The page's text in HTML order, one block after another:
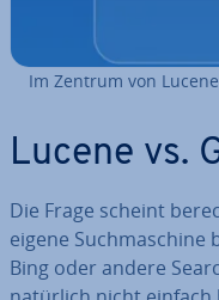
Im Zentrum von
Lucene vs.
Die Frage scheint
eigene Such­ma­schi­ne
Bing oder andere